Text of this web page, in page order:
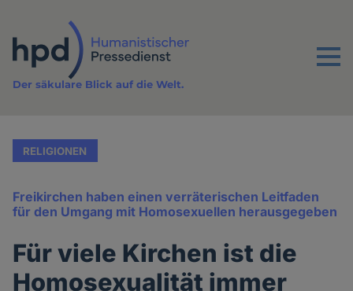
Inhalt
Menu
Der säkulare Blick auf die Welt.
RELIGIONEN
Freikirchen haben einen verräterischen Leitfaden
für den Umgang mit Homosexuellen herausgegeben
Für viele Kirchen ist die
Homosexualität immer